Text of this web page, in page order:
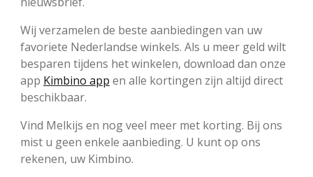
Wij verzamelen de beste aanbiedingen van uw
favoriete Nederlandse winkels. Als u meer geld wilt
besparen tijdens het winkelen, download dan onze
app Kimbino app en alle kortingen zijn altijd direct
beschikbaar.
Vind Melkijs en nog veel meer met korting. Bij ons
mist u geen enkele aanbieding. U kunt op ons
rekenen, uw Kimbino.